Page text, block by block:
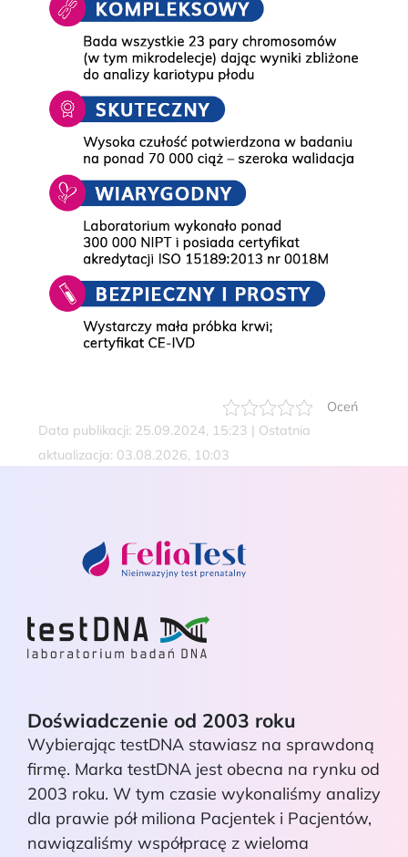
Oceń
Data publikacji: 25.09.2024, 15:23 | Ostatnia
aktualizacja: 03.08.2026, 10:03
Doświadczenie od 2003 roku
Wybierając testDNA stawiasz na sprawdoną
firmę. Marka testDNA jest obecna na rynku od
2003 roku. W tym czasie wykonaliśmy analizy
dla prawie pół miliona Pacjentek i Pacjentów,
nawiązaliśmy współpracę z wieloma